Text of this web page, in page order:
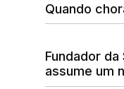
Quando
Fundador
assume um